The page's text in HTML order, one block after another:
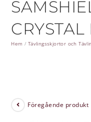
Hem / Tävlingsskjortor och
Föregående produkt